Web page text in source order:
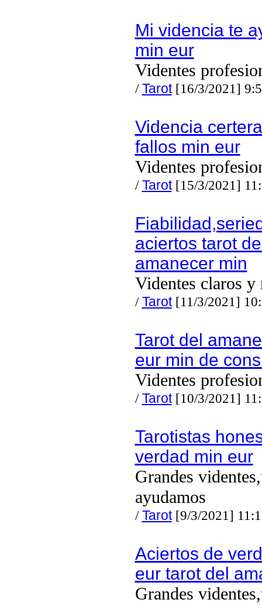
Mi videncia te
min eur
Videntes
/Tarot[16/3/2021]
Videncia
fallos min eur
Videntes
/Tarot[15/3/2021]
aciertos tarot
amanecer min
Videntes claros y
/Tarot[11/3/2021]
Tarot del
eur min de
Videntes
/Tarot[10/3/2021]
Tarotistas
verdad min eur
Grandes
ayudamos
/Tarot[9/3/2021]
Aciertos de
eur tarot del
Grandes